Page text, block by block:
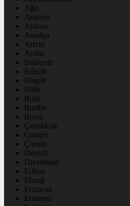
Ağrı
Amasya
Ankara
Antalya
Artvin
Aydın
Balıkesir
Bilecik
Bingöl
Bitlis
Bolu
Burdur
Bursa
Çanakkale
Çankırı
Çorum
Denizli
Diyarbakır
Edirne
Elazığ
Erzincan
Erzurum